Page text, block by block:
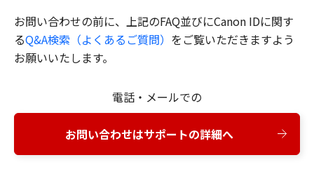
お問い合わせの前に、上記のFAQ並びにCanon IDに関す
るQ&A検索（よくあるご質問） をご覧いただきますよう
お願いいたします。
電話・メールでの
お問い合わせはサポートの詳細へ